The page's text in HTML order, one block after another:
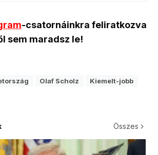
-csatornáinkra feliratkozva
sem maradsz le!
Olaf Scholz Kiemelt-jobb
Összes